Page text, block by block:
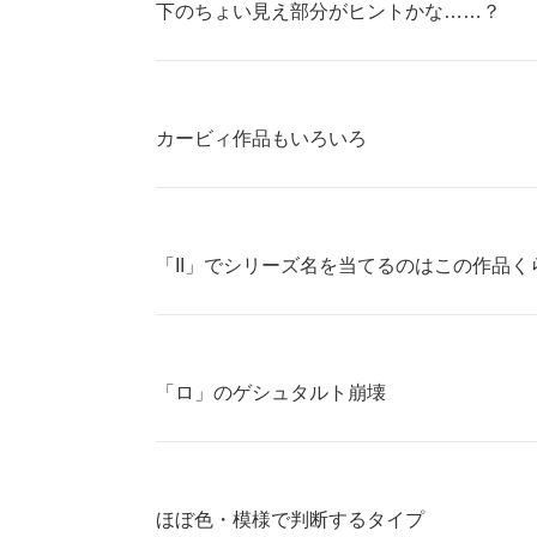
下のちょい見え部分がヒントかな……？
カービィ作品もいろいろ
「II」でシリーズ名を当てるのはこの作品く
「ロ」のゲシュタルト崩壊
ほぼ色・模様で判断するタイプ